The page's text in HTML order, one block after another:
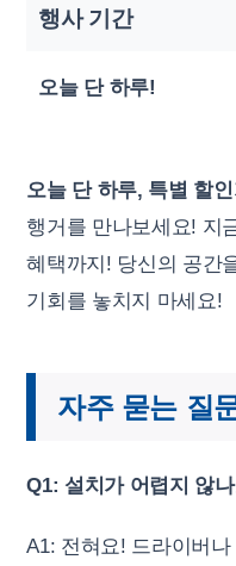
행사 기간
오늘 단 하루!
오늘 단 하루, 특별 할
행거를 만나보세요! 지
혜택까지! 당신의 공간
기회를 놓치지 마세요!
자주 묻는 질
Q1: 설치가 어렵지 않
A1: 전혀요! 드라이버